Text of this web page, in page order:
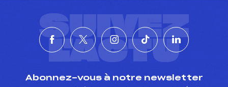
SUIVEZ
L'ACTU
Abonnez-vous à notre newsletter